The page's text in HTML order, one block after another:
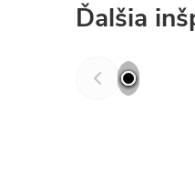
Ďalšia